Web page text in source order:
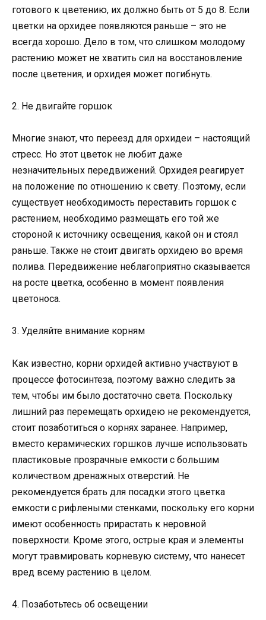
готового к цветению, их должно быть от 5 до 8. Если
цветки на орхидее появляются раньше – это не
всегда хорошо. Дело в том, что слишком молодому
растению может не хватить сил на восстановление
после цветения, и орхидея может погибнуть.
2. Не двигайте горшок
Многие знают, что переезд для орхидеи – настоящий
стресс. Но этот цветок не любит даже
незначительных передвижений. Орхидея реагирует
на положение по отношению к свету. Поэтому, если
существует необходимость переставить горшок с
растением, необходимо размещать его той же
стороной к источнику освещения, какой он и стоял
раньше. Также не стоит двигать орхидею во время
полива. Передвижение неблагоприятно сказывается
на росте цветка, особенно в момент появления
цветоноса.
3. Уделяйте внимание корням
Как известно, корни орхидей активно участвуют в
процессе фотосинтеза, поэтому важно следить за
тем, чтобы им было достаточно света. Поскольку
лишний раз перемещать орхидею не рекомендуется,
стоит позаботиться о корнях заранее. Например,
вместо керамических горшков лучше использовать
пластиковые прозрачные емкости с большим
количеством дренажных отверстий. Не
рекомендуется брать для посадки этого цветка
емкости с рифлеными стенками, поскольку его корни
имеют особенность прирастать к неровной
поверхности. Кроме этого, острые края и элементы
могут травмировать корневую систему, что нанесет
вред всему растению в целом.
4. Позаботьтесь об освещении